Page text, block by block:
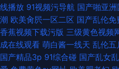
线播放 91视频污导航 国产啪亚洲
潮 欧美肏屄一区二区 国产乱伦免
香蕉视频下载污版 三级黄色视频
成在线观看 萌白酱一线天 乱伦五
国产精品3p 91综合碰 国产乱女乱